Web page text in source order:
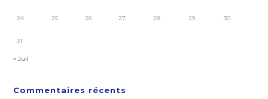
24 25 26 27 28 29 30
31
« Juil
Commentaires récents